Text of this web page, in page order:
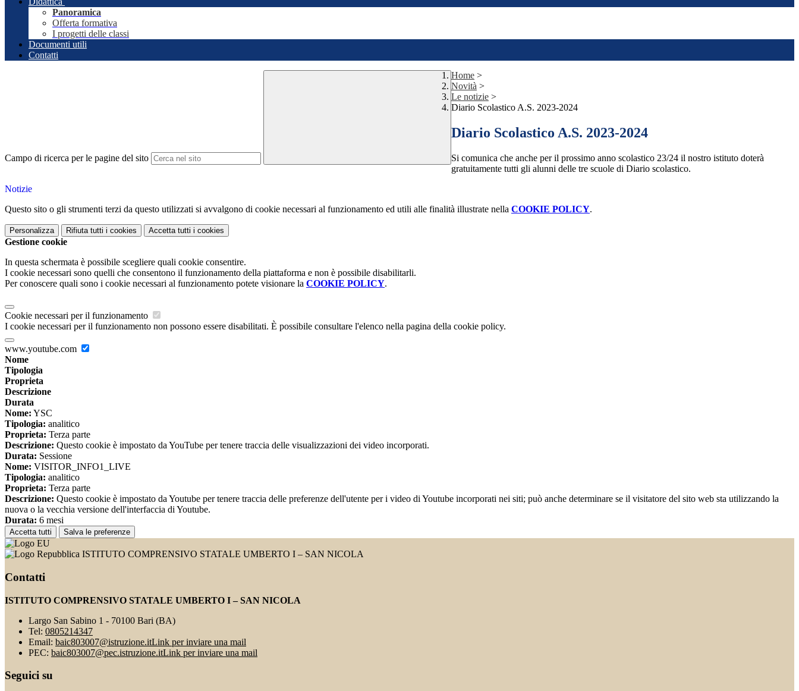
Panoramica
Offerta formativa
I progetti delle classi
Documenti utili
Contatti
Campo di ricerca per le pagine del sito
Home >
Novità >
Le notizie >
Diario Scolastico A.S. 2023-2024
Diario Scolastico A.S. 2023-2024
Si comunica che anche per il prossimo anno scolastico 23/24 il nostro istituto doterà
gratuitamente tutti gli alunni delle tre scuole di Diario scolastico.
Notizie
Questo sito o gli strumenti terzi da questo utilizzati si avvalgono di cookie necessari al funzionamento ed utili alle finalità illustrate nella COOKIE POLICY.
Personalizza Rifiuta tutti i cookies Accetta tutti i cookies
Gestione cookie
In questa schermata è possibile scegliere quali cookie consentire.
I cookie necessari sono quelli che consentono il funzionamento della piattaforma e non è possibile disabilitarli.
Per conoscere quali sono i cookie necessari al funzionamento potete visionare la COOKIE POLICY.
Cookie necessari per il funzionamento
I cookie necessari per il funzionamento non possono essere disabilitati. È possibile consultare l'elenco nella pagina della cookie policy.
www.youtube.com
Nome
Tipologia
Proprieta
Descrizione
Durata
Nome: YSC
Tipologia: analitico
Proprieta: Terza parte
Descrizione: Questo cookie è impostato da YouTube per tenere traccia delle visualizzazioni dei video incorporati.
Durata: Sessione
Nome: VISITOR_INFO1_LIVE
Tipologia: analitico
Proprieta: Terza parte
Descrizione: Questo cookie è impostato da Youtube per tenere traccia delle preferenze dell'utente per i video di Youtube incorporati nei siti; può anche determinare se il visitatore del sito web sta utilizzando la
nuova o la vecchia versione dell'interfaccia di Youtube.
Durata: 6 mesi
Accetta tutti Salva le preferenze
ISTITUTO COMPRENSIVO STATALE UMBERTO I – SAN NICOLA
Contatti
ISTITUTO COMPRENSIVO STATALE UMBERTO I – SAN NICOLA
Largo San Sabino 1 - 70100 Bari (BA)
Tel: 0805214347
Email: baic803007@istruzione.itLink per inviare una mail
PEC: baic803007@pec.istruzione.itLink per inviare una mail
Seguici su